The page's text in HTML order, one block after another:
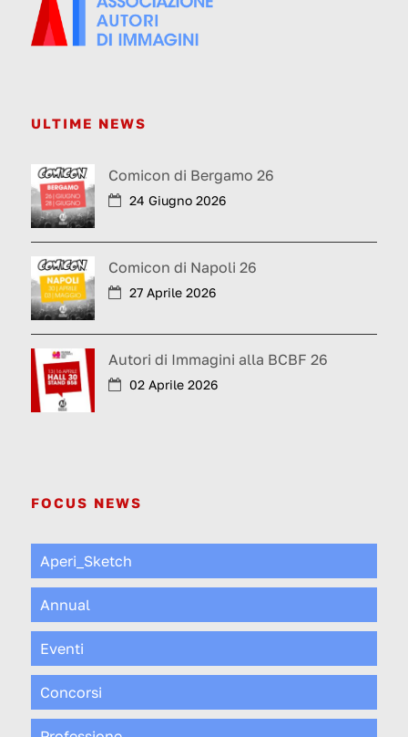
ULTIME NEWS
Comicon di Bergamo 26
24 Giugno 2026
Comicon di Napoli 26
27 Aprile 2026
Autori di Immagini alla BCBF 26
02 Aprile 2026
FOCUS NEWS
Aperi_Sketch
Annual
Eventi
Concorsi